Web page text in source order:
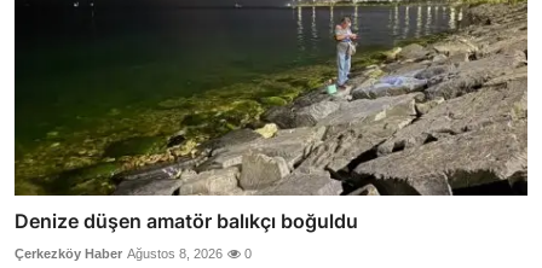
Denize düşen amatör balıkçı boğuldu
Çerkezköy Haber Ağustos 8, 2026 0